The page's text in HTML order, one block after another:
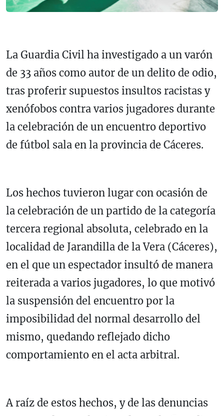
La Guardia Civil ha investigado a un varón
de 33 años como autor de un delito de odio,
tras proferir supuestos insultos racistas y
xenófobos contra varios jugadores durante
la celebración de un encuentro deportivo
de fútbol sala en la provincia de Cáceres.
Los hechos tuvieron lugar con ocasión de
la celebración de un partido de la categoría
tercera regional absoluta, celebrado en la
localidad de Jarandilla de la Vera (Cáceres),
en el que un espectador insultó de manera
reiterada a varios jugadores, lo que motivó
la suspensión del encuentro por la
imposibilidad del normal desarrollo del
mismo, quedando reflejado dicho
comportamiento en el acta arbitral.
A raíz de estos hechos, y de las denuncias